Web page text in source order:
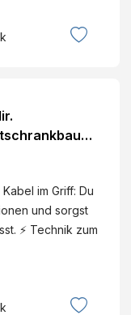
im Griff: Du
und sorgst
⚡ Technik zum